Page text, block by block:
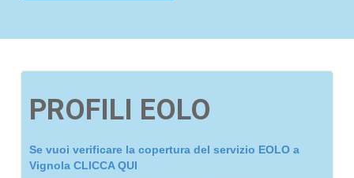
PROFILI EOLO
Se vuoi verificare la copertura del servizio EOLO a
Vignola CLICCA QUI